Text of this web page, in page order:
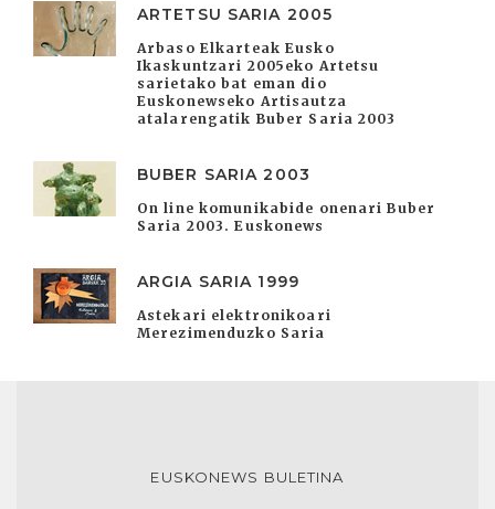
ARTETSU SARIA 2005
Arbaso Elkarteak Eusko
Ikaskuntzari 2005eko Artetsu
sarietako bat eman dio
Euskonewseko Artisautza
atalarengatik Buber Saria 2003
BUBER SARIA 2003
On line komunikabide onenari Buber
Saria 2003. Euskonews
ARGIA SARIA 1999
Astekari elektronikoari
Merezimenduzko Saria
EUSKONEWS BULETINA